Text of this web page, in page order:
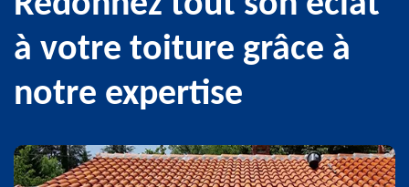
à votre toiture grâce à
notre expertise